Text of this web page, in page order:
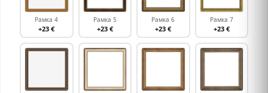
Рамка 4
+23 €
Рамка 5
+23 €
Рамка 6
+23 €
Рамка 7
+23 €